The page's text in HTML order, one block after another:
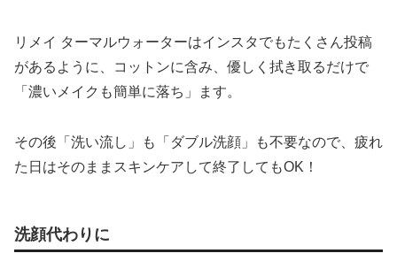
リメイ ターマルウォーターはインスタでもたくさん投稿
があるように、コットンに含み、優しく拭き取るだけで
「濃いメイクも簡単に落ち」ます。
その後「洗い流し」も「ダブル洗顔」も不要なので、疲れ
た日はそのままスキンケアして終了してもOK！
洗顔代わりに